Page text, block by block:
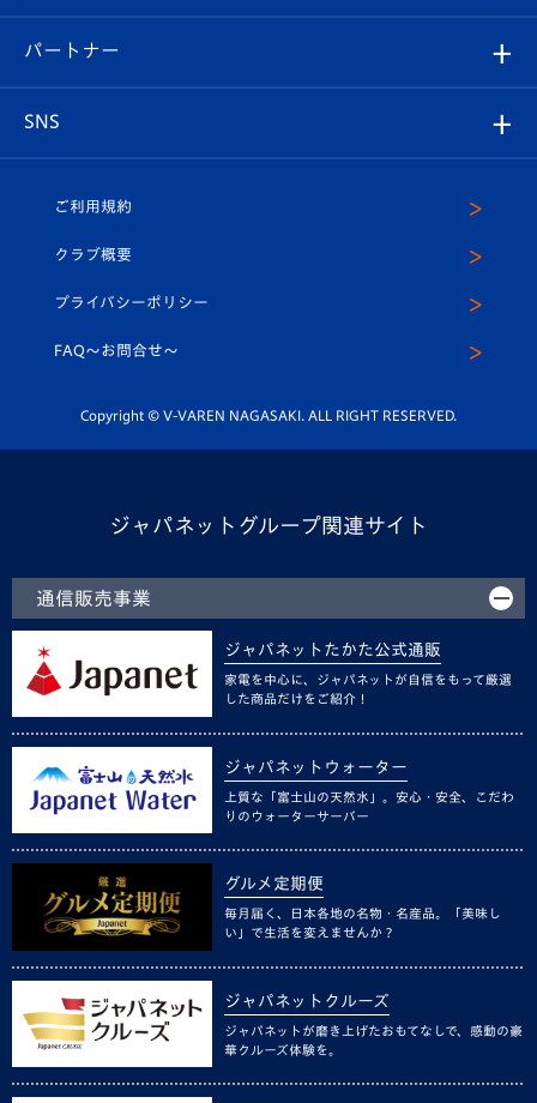
メディア
ホームタウン
マスコット紹介
平和祈念活動
ホームタウン活動
ヴィヴィくんの長崎おもてなしガイド
スタジアムグルメ
V-LOVERS（ファンクラブ）
プレイヤーズスイート
店舗情報
育成からのお知らせ
U-18
スクール
パートナー
SNS
ヴィヴィくんインスタグラム
公式LINE＠
ご利用規約
クラブ概要
プライバシーポリシー
FAQ〜お問合せ〜
Copyright © V-VAREN NAGASAKI. ALL RIGHT RESERVED.
ジャパネットグループ関連サイト
通信販売事業
ジャパネットたかた公式通販
家電を中心に、ジャパネットが自信をもって厳選
した商品だけをご紹介！
ジャパネットウォーター
上質な「富士山の天然水」。安心・安全、こだわ
りのウォーターサーバー
グルメ定期便
毎月届く、日本各地の名物・名産品。「美味し
い」で生活を変えませんか？
ジャパネットクルーズ
ジャパネットが磨き上げたおもてなしで、感動の豪
華クルーズ体験を。